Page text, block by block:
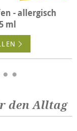
- allergisch
ml
den Alltag